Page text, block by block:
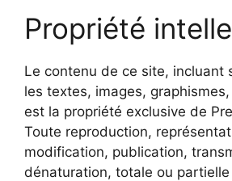
Propriété
Le contenu de ce site, incluant
les textes, images,
est la propriété exclusive de
Toute reproduction,
modification, publication,
dénaturation, totale ou